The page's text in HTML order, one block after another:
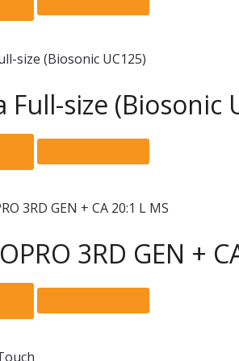
the
page
Full-size (Biosonic
3RD GEN +